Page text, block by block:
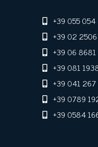
+39 055
+39 02
+39 06
+39 081
+39 041
+39 0789
+39 0584